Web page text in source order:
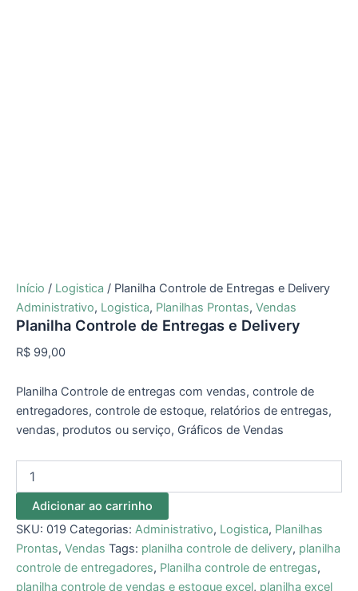
Início / Logistica / Planilha Controle de Entregas e Delivery
Administrativo, Logistica, Planilhas Prontas, Vendas
Planilha Controle de Entregas e Delivery
R$ 99,00
Planilha Controle de entregas com vendas, controle de
entregadores, controle de estoque, relatórios de entregas,
vendas, produtos ou serviço, Gráficos de Vendas
Adicionar ao carrinho
SKU: 019 Categorias: Administrativo, Logistica, Planilhas
Prontas, Vendas Tags: planilha controle de delivery, planilha
controle de entregadores, Planilha controle de entregas,
planilha controle de vendas e estoque excel, planilha excel